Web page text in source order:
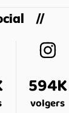
594K
volgers